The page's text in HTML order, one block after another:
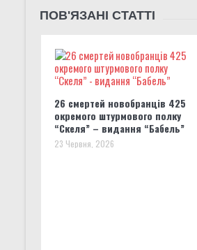
ПОВ'ЯЗАНІ СТАТТІ
26 смертей новобранців 425
окремого штурмового полку
“Скеля” – видання “Бабель”
23 Червня, 2026